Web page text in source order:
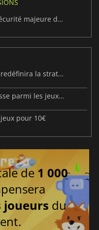
Ubisoft fait face à une faille de sécurité majeure dans Rainbow Six Siege
Last Flag sera lancé le 14 avril et redéfinira la stratégie du jeu de tir.
Assassin's Creed Shadows se classe parmi les jeux les plus vendus en Europe en 2025
pour 10€
de 1 000
joueurs du